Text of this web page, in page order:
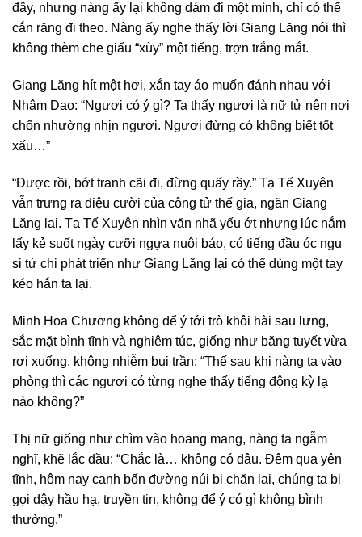
đây, nhưng nàng ấy lại không dám đi một mình, chỉ có thể
cắn răng đi theo. Nàng ấy nghe thấy lời Giang Lăng nói thì
không thèm che giấu “xùy” một tiếng, trợn trắng mắt.
Giang Lăng hít một hơi, xắn tay áo muốn đánh nhau với
Nhậm Dao: “Ngươi có ý gì? Ta thấy ngươi là nữ tử nên nơi
chốn nhường nhịn ngươi. Ngươi đừng có không biết tốt
xấu…”
“Được rồi, bớt tranh cãi đi, đừng quấy rầy.” Tạ Tế Xuyên
vẫn trưng ra điệu cười của công tử thế gia, ngăn Giang
Lăng lại. Tạ Tế Xuyên nhìn văn nhã yếu ớt nhưng lúc nắm
lấy kẻ suốt ngày cưỡi ngựa nuôi báo, có tiếng đầu óc ngu
si tứ chi phát triển như Giang Lăng lại có thể dùng một tay
kéo hắn ta lại.
Minh Hoa Chương không để ý tới trò khôi hài sau lưng,
sắc mặt bình tĩnh và nghiêm túc, giống như băng tuyết vừa
rơi xuống, không nhiễm bụi trần: “Thế sau khi nàng ta vào
phòng thì các ngươi có từng nghe thấy tiếng động kỳ lạ
nào không?”
Thị nữ giống như chìm vào hoang mang, nàng ta ngẫm
nghĩ, khẽ lắc đầu: “Chắc là… không có đâu. Đêm qua yên
tĩnh, hôm nay canh bốn đường núi bị chặn lại, chúng ta bị
gọi dậy hầu hạ, truyền tin, không để ý có gì không bình
thường.”